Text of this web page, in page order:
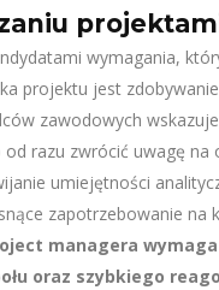
wymagania,
projektu jest
zawodowych
razu zwrócić uwagę
umiejętności
zapotrzebowanie
managera
oraz szybkiego